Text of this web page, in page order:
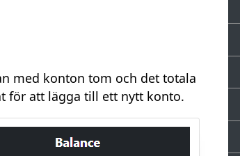
med konton tom och det totala
för att lägga till ett nytt konto.